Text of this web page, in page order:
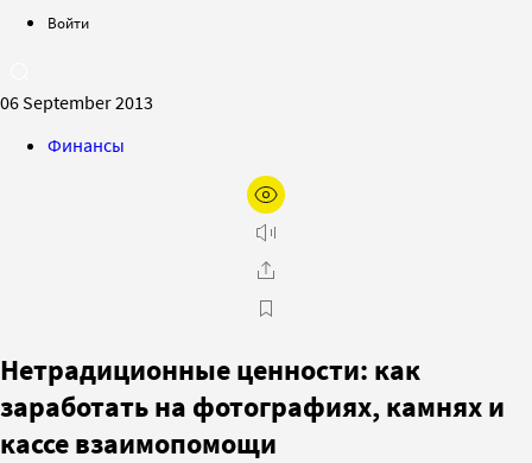
Войти
06 September 2013
Финансы
Нетрадиционные ценности: как
заработать на фотографиях, камнях и
кассе взаимопомощи